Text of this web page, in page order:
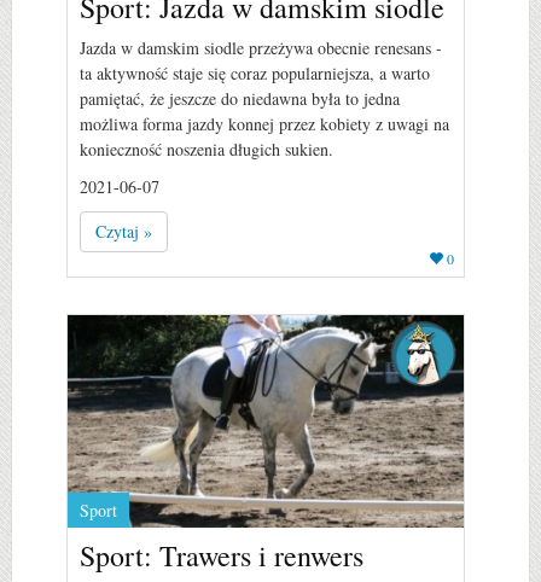
Jazda w damskim siodle przeżywa obecnie renesans -
ta aktywność staje się coraz popularniejsza, a warto
pamiętać, że jeszcze do niedawna była to jedna
możliwa forma jazdy konnej przez kobiety z uwagi na
konieczność noszenia długich sukien.
2021-06-07
Czytaj »
0
Sport
Sport: Trawers i renwers